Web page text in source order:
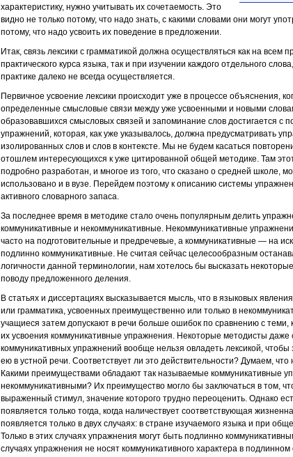
характеристику, нужно учитывать их сочетаемость. Это
видно не только потому, что надо знать, с какими словами они могут
потому, что надо усвоить их поведение в предложении.
Итак, связь лексики с грамматикой должна осуществляться как на всем
практического курса языка, так и при изучении каждого отдельного
практике далеко не всегда осуществляется.
Первичное усвоение лексики происходит уже в процессе объяснения,
определенные смысловые связи между уже усвоенными и новыми
образовавшихся смысловых связей и запоминание слов достигается с
упражнений, которая, как уже указывалось, должна предусматривать
изолированных слов и слов в контексте. Мы не будем касаться
отошлем интересующихся к уже цитированной общей методике. Там
подробно разработан, и многое из того, что сказано о средней школе,
использовано и в вузе. Перейдем поэтому к описанию системы
активного словарного запаса.
За последнее время в методике стало очень популярным делить
коммуникативные и некоммуникативные. Некоммуникативные
часто на подготовительные и предречевые, а коммуникативные — на
подлинно коммуникативные. Не считая сейчас целесообразным
логичности данной терминологии, нам хотелось бы высказать
поводу предложенного деления.
В статьях и диссертациях высказывается мысль, что в языковых
или грамматика, усвоенных преимущественно или только в
учащиеся затем допускают в речи больше ошибок по сравнению с теми,
их усвоения коммуникативные упражнения. Некоторые методисты даже
коммуникативных упражнений вообще нельзя овладеть лексикой, чтобы
ею в устной речи. Соответствует ли это действительности? Думаем,
Какими преимуществами обладают так называемые коммуникативные
некоммуникативными? Их преимущество могло бы заключаться в том,
выраженный стимул, значение которого трудно переоценить. Однако
появляется только тогда, когда наличествует соответствующая
появляется только в двух случаях: в стране изучаемого языка и при
Только в этих случаях упражнения могут быть подлинно
случаях упражнения не носят коммуникативного характера в подлинном